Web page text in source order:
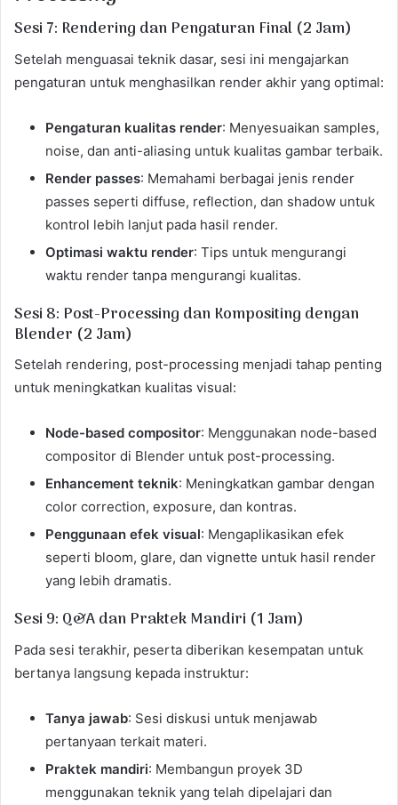
Sesi 7: Rendering dan Pengaturan Final (2 Jam)
Setelah menguasai teknik dasar, sesi ini mengajarkan
pengaturan untuk menghasilkan render akhir yang optimal:
Pengaturan kualitas render: Menyesuaikan samples,
noise, dan anti-aliasing untuk kualitas gambar terbaik.
Render passes: Memahami berbagai jenis render
passes seperti diffuse, reflection, dan shadow untuk
kontrol lebih lanjut pada hasil render.
Optimasi waktu render: Tips untuk mengurangi
waktu render tanpa mengurangi kualitas.
Sesi 8: Post-Processing dan Kompositing dengan
Blender (2 Jam)
Setelah rendering, post-processing menjadi tahap penting
untuk meningkatkan kualitas visual:
Node-based compositor: Menggunakan node-based
compositor di Blender untuk post-processing.
Enhancement teknik: Meningkatkan gambar dengan
color correction, exposure, dan kontras.
Penggunaan efek visual: Mengaplikasikan efek
seperti bloom, glare, dan vignette untuk hasil render
yang lebih dramatis.
Sesi 9: Q&A dan Praktek Mandiri (1 Jam)
Pada sesi terakhir, peserta diberikan kesempatan untuk
bertanya langsung kepada instruktur:
Tanya jawab: Sesi diskusi untuk menjawab
pertanyaan terkait materi.
Praktek mandiri: Membangun proyek 3D
menggunakan teknik yang telah dipelajari dan